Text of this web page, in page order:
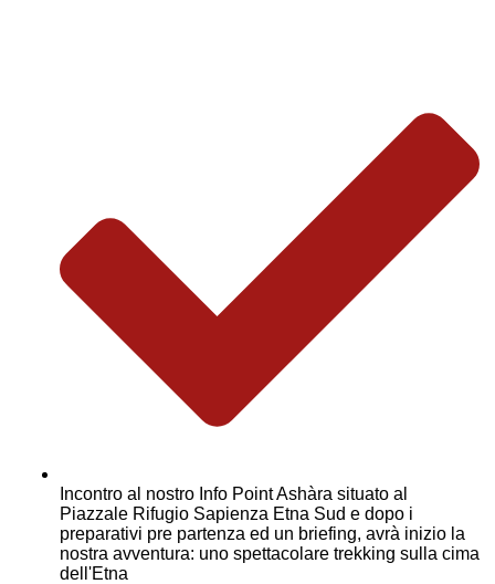
Incontro al nostro Info Point Ashàra situato al
Piazzale Rifugio Sapienza Etna Sud e dopo i
preparativi pre partenza ed un briefing, avrà inizio la
nostra avventura: uno spettacolare trekking sulla cima
dell'Etna